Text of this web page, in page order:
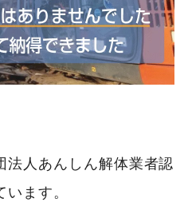
法人あんしん解体業者認
ます。